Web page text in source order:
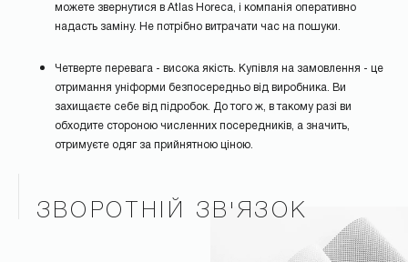
можете звернутися в Atlas Horeca, і компанія оперативно
надасть заміну. Не потрібно витрачати час на пошуки.
Четверте перевага - висока якість. Купівля на замовлення - це
отримання уніформи безпосередньо від виробника. Ви
захищаєте себе від підробок. До того ж, в такому разі ви
обходите стороною численних посередників, а значить,
отримуєте одяг за прийнятною ціною.
ЗВОРОТНІЙ ЗВ'ЯЗОК